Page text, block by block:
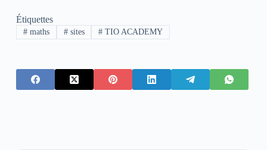
Étiquettes
#maths #sites # TIO ACADEMY